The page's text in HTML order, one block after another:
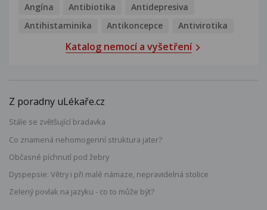
Angína
Antibiotika
Antidepresiva
Antihistaminika
Antikoncepce Antivirotika
Katalog nemocí a vyšetření
Z poradny uLékaře.cz
Stále se zvětšující bradavka
Co znamená nehomogenní struktura jater?
Občasné píchnutí pod žebry
Dyspepsie: Větry i při malé námaze, nepravidelná stolice
Zelený povlak na jazyku - co to může být?